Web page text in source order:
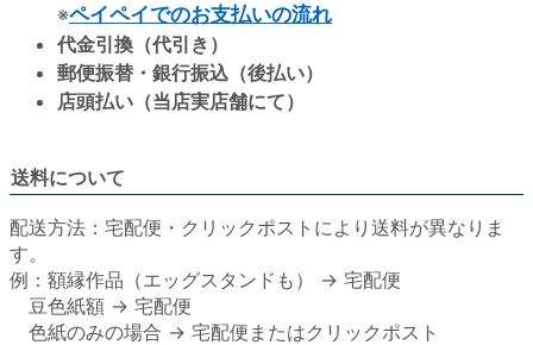
※ペイペイでのお支払いの流れ
代金引換（代引き）
郵便振替・銀行振込（後払い）
店頭払い（当店実店舗にて）
送料について
配送方法：宅配便・クリックポストにより送料が異なりま
す。
例：額縁作品（エッグスタンドも） → 宅配便
豆色紙額 → 宅配便
色紙のみの場合 → 宅配便またはクリックポスト